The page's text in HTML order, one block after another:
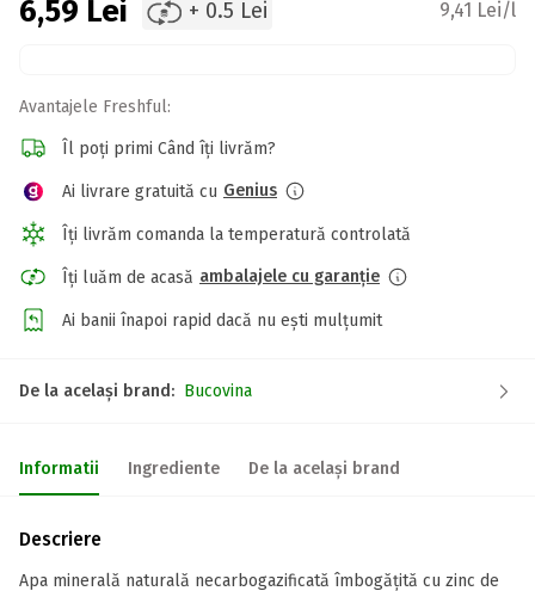
6,59 Lei + 0.5 Lei 9,41 Lei/l
Avantajele Freshful:
Îl poți primi Când îți livrăm?
Ai livrare gratuită cu Genius
Îți livrăm comanda la temperatură controlată
Îți luăm de acasă ambalajele cu garanție
Ai banii înapoi rapid dacă nu ești mulțumit
De la același brand: Bucovina
Informatii Ingrediente De la același brand
Descriere
Apa minerală naturală necarbogazificată îmbogățită cu zinc de